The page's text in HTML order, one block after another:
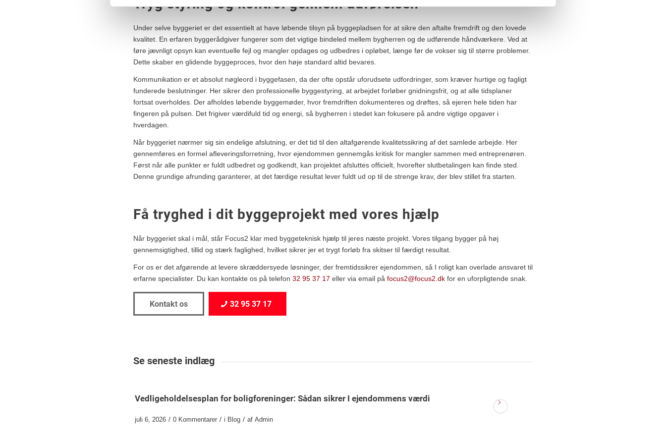
Tryg styring og kontrol gennem udførelsen
Under selve byggeriet er det essentielt at have løbende tilsyn på byggepladsen for at sikre den aftalte fremdrift og den lovede
kvalitet. En erfaren byggerådgiver fungerer som det vigtige bindeled mellem bygherren og de udførende håndværkere. Ved at
føre jævnligt opsyn kan eventuelle fejl og mangler opdages og udbedres i opløbet, længe før de vokser sig til større problemer.
Dette skaber en glidende byggeproces, hvor den høje standard altid bevares.
Kommunikation er et absolut nøgleord i byggefasen, da der ofte opstår uforudsete udfordringer, som kræver hurtige og fagligt
funderede beslutninger. Her sikrer den professionelle byggestyring, at arbejdet forløber gnidningsfrit, og at alle tidsplaner
fortsat overholdes. Der afholdes løbende byggemøder, hvor fremdriften dokumenteres og drøftes, så ejeren hele tiden har
fingeren på pulsen. Det frigiver værdifuld tid og energi, så bygherren i stedet kan fokusere på andre vigtige opgaver i
hverdagen.
Når byggeriet nærmer sig sin endelige afslutning, er det tid til den altafgørende kvalitetssikring af det samlede arbejde. Her
gennemføres en formel afleveringsforretning, hvor ejendommen gennemgås kritisk for mangler sammen med entreprenøren.
Først når alle punkter er fuldt udbedret og godkendt, kan projektet afsluttes officielt, hvorefter slutbetalingen kan finde sted.
Denne grundige afrunding garanterer, at det færdige resultat lever fuldt ud op til de strenge krav, der blev stillet fra starten.
Få tryghed i dit byggeprojekt med vores hjælp
Når byggeriet skal i mål, står Focus2 klar med byggeteknisk hjælp til jeres næste projekt. Vores tilgang bygger på høj
gennemsigtighed, tillid og stærk faglighed, hvilket sikrer jer et trygt forløb fra skitser til færdigt resultat.
For os er det afgørende at levere skræddersyede løsninger, der fremtidssikrer ejendommen, så I roligt kan overlade ansvaret til
erfarne specialister. Du kan kontakte os på telefon 32 95 37 17 eller via email på focus2@focus2.dkfor en uforpligtende snak.
Kontakt os 32 95 37 17
Se seneste indlæg
Vedligeholdelsesplan for boligforeninger: Sådan sikrer I ejendommens værdi
juli 6, 2026 / 0 Kommentarer / i Blog / af Admin